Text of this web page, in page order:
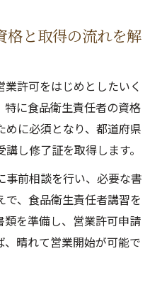
格と取得の流れを解
許可をはじめとしたいく
に食品衛生責任者の資格
に必須となり、都道府県
し修了証を取得します。
前相談を行い、必要な書
、食品衛生責任者講習を
を準備し、営業許可申請
晴れて営業開始が可能で